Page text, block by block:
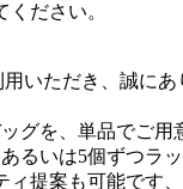
ださい。
用いただき、誠にあ
グを、単品でご用
るいは5個ずつラ
ィ提案も可能です